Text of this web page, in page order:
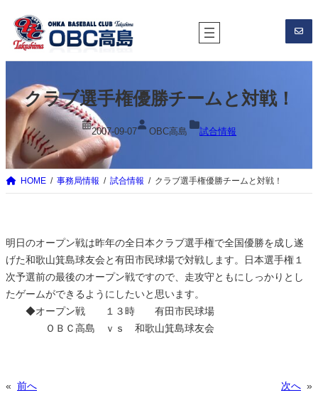
を
ス
ッ
クラブ選手権優勝チームと対戦！
2007-09-07 OBC高島 試合情報
HOME 事務局情報 試合情報 クラブ選手権優勝チームと対戦！
明日のオープン戦は昨年の全日本クラブ選手権で全国優勝を成し遂
げた和歌山箕島球友会と有田市民球場で対戦します。日本選手権１
次予選前の最後のオープン戦ですので、走攻守ともにしっかりとし
たゲームができるようにしたいと思います。
◆オープン戦 １３時 有田市民球場
ＯＢＣ高島 ｖｓ 和歌山箕島球友会
« 前へ 次へ »